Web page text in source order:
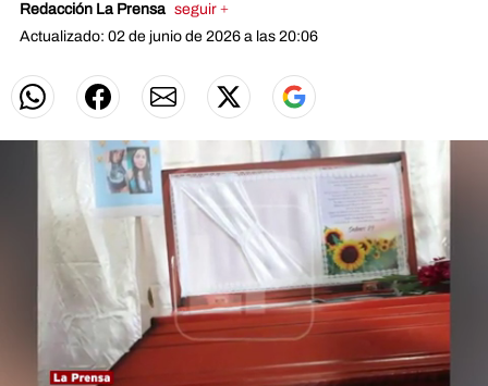
Redacción La Prensa seguir +
Actualizado: 02 de junio de 2026 a las 20:06